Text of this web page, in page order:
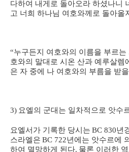
다하여 내게로 돌아오라 하셨나니
고 너희 하나님 여호와께로 돌아올
“누구든지 여호와의 이름을 부르
호와의 말대로 시온 산과 예루살렘
은 자 중에 나 여호와의 부름을 받
3) 요엘의 군대는 일차적으로 앗수
요엘서가 기록한 당시는 BC 830년
스라엘은 BC 722년에는 앗수르에
하여 멸망하게 된다. 물론 이러한